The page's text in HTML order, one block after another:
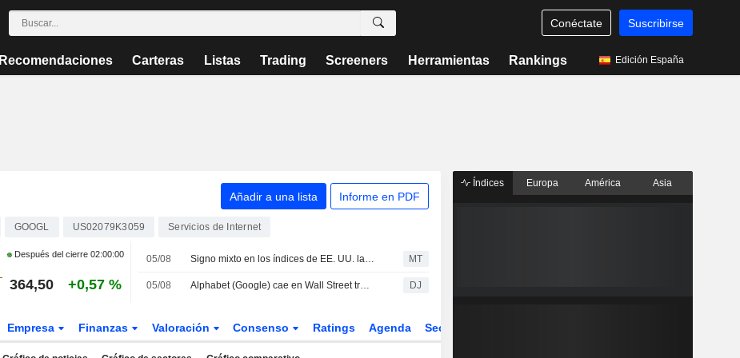
Conéctate Suscribirse
Recomendaciones Carteras Listas Trading Screeners Herramientas Rankings Edición España
Añadir a una lista Informe en PDF
GOOGL US02079K3059 Servicios de Internet
Después del cierre02:00:00
364,50 +0,57 %
05/08 Signo mixto en los índices de EE. UU. lastrados por las grandes tecnológicas; se vislumbra una ruta segura en el estrecho de Ormuz MT
05/08 Alphabet (Google) cae en Wall Street tras reorganizar sus departamentos de IA DJ
Empresa Finanzas Valoración Consenso Ratings Agenda Sector
Índices Europa América Asia